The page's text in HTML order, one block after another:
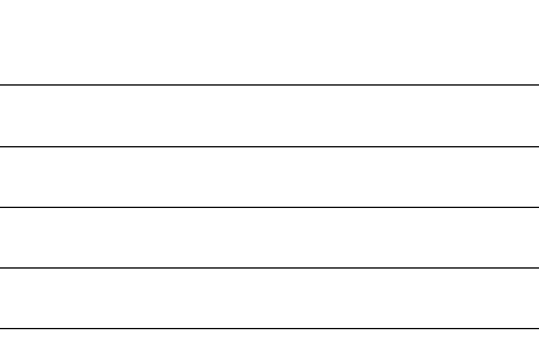
pueda hacerse una idea visual de los mismos y evitar